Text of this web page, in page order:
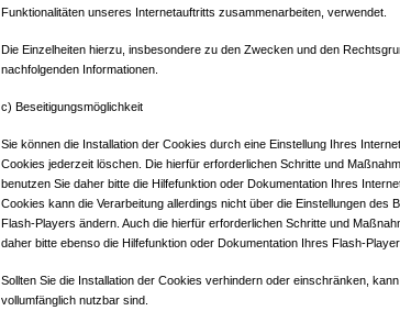
Funktionalitäten unseres Internetauftritts zusammenarbeiten, verwendet.
Die Einzelheiten hierzu, insbesondere zu den Zwecken und den
nachfolgenden Informationen.
c) Beseitigungsmöglichkeit
Sie können die Installation der Cookies durch eine Einstellung Ihres
Cookies jederzeit löschen. Die hierfür erforderlichen Schritte und
benutzen Sie daher bitte die Hilfefunktion oder Dokumentation Ihres
Cookies kann die Verarbeitung allerdings nicht über die Einstellungen
Flash-Players ändern. Auch die hierfür erforderlichen Schritte und
daher bitte ebenso die Hilfefunktion oder Dokumentation Ihres Flash-
Sollten Sie die Installation der Cookies verhindern oder einschränken,
vollumfänglich nutzbar sind.